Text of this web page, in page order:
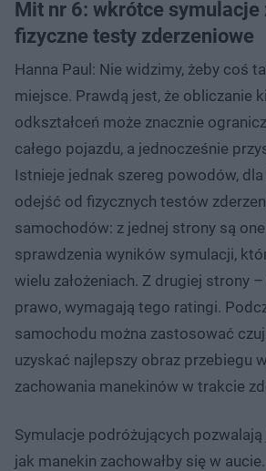
Mit nr 6: wkrótce symulacje
fizyczne testy zderzeniowe
Hanna Paul: Nie widzimy, żeby coś
miejsce. Prawdą jest, że obliczanie
odkształceń może znacznie
całego pojazdu, a jednocześnie
Istnieje jednak szereg powodów,
odejść od fizycznych testów
samochodów: z jednej strony są
sprawdzenia wyników symulacji,
wielu założeniach. Z drugiej strony
prawo, wymagają tego ratingi.
samochodu można zastosować
uzyskać najlepszy obraz przebiegu
zachowania manekinów w trakcie
Symulacje podróżujących
jak manekin zachowałby się w